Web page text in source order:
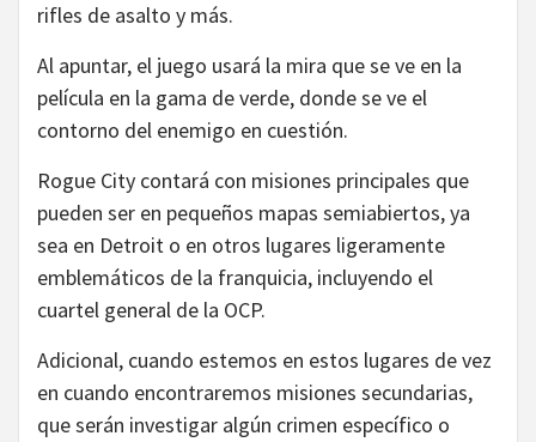
rifles de asalto y más.
Al apuntar, el juego usará la mira que se ve en la
película en la gama de verde, donde se ve el
contorno del enemigo en cuestión.
Rogue City contará con misiones principales que
pueden ser en pequeños mapas semiabiertos, ya
sea en Detroit o en otros lugares ligeramente
emblemáticos de la franquicia, incluyendo el
cuartel general de la OCP.
Adicional, cuando estemos en estos lugares de vez
en cuando encontraremos misiones secundarias,
que serán investigar algún crimen específico o